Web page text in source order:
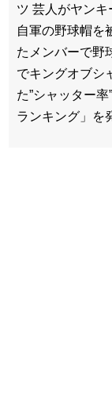
ツ 芸人がヤン
自軍の野球帽を
たメンバーで野
でキングオブシ
た”シャッター
ランキング」を